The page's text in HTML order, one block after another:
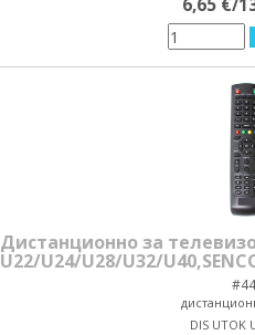
6,65 €/
Дистанционно за
U22/U24/U28/U32/
DIS UTOK